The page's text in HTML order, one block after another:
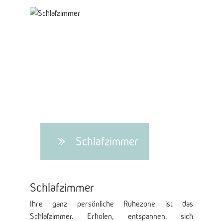
Schlafzimmer
Schlafzimmer
Ihre ganz persönliche Ruhezone ist das
Schlafzimmer. Erholen, entspannen, sich